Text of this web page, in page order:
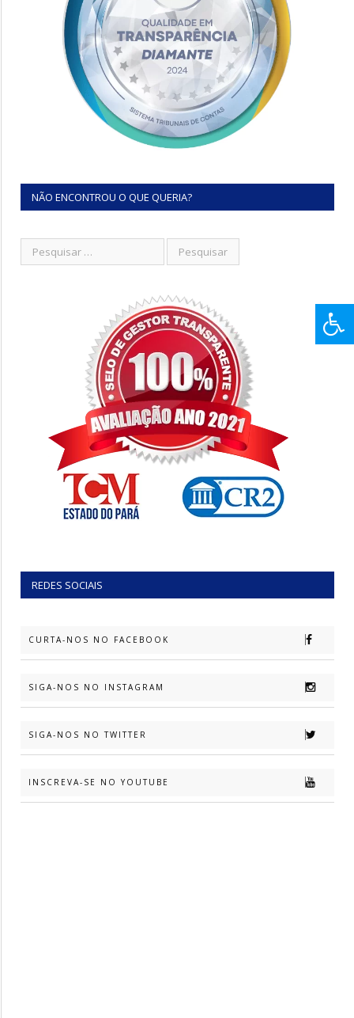
NÃO ENCONTROU O QUE QUERIA?
REDES SOCIAIS
CURTA-NOS NO FACEBOOK
SIGA-NOS NO INSTAGRAM
SIGA-NOS NO TWITTER
INSCREVA-SE NO YOUTUBE